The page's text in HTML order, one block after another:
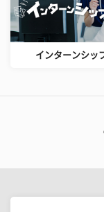
インターンシッ